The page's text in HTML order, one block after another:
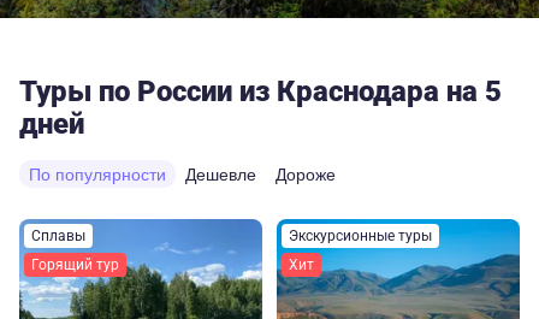
Туры по России из Краснодара на 5
дней
По популярности Дешевле Дороже
Сплавы
Горящий тур
Экскурсионные туры
Хит